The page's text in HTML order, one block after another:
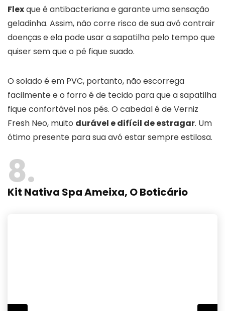
Flexque é antibacteriana e garante uma sensação
geladinha. Assim, não corre risco de sua avó contrair
doenças e ela pode usar a sapatilha pelo tempo que
quiser sem que o pé fique suado.
O solado é em PVC, portanto, não escorrega
facilmente e o forro é de tecido para que a sapatilha
fique confortável nos pés. O cabedal é de Verniz
Fresh Neo, muito durável e difícil de estragar. Um
ótimo presente para sua avó estar sempre estilosa.
8
Kit Nativa Spa Ameixa, O Boticário